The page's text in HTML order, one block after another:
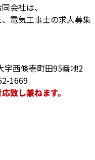
会社は、
電気工事士の求人募集
西條壱町田95番地2
1669
致し兼ねます。